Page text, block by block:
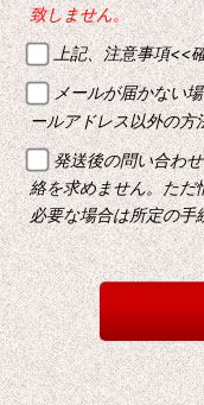
致しません。
上記、注意事項<<
メールが届かない
ールアドレス以外の方
発送後の問い合わ
絡を求めません。ただ
必要な場合は所定の手